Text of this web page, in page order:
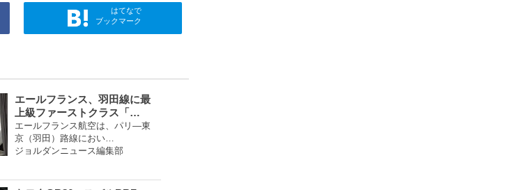
はてなで
ブックマーク
エールフランス、羽田線に最
上級ファーストクラス「…
エールフランス航空は、パリ―東
京（羽田）路線におい…
ジョルダンニュース編集部